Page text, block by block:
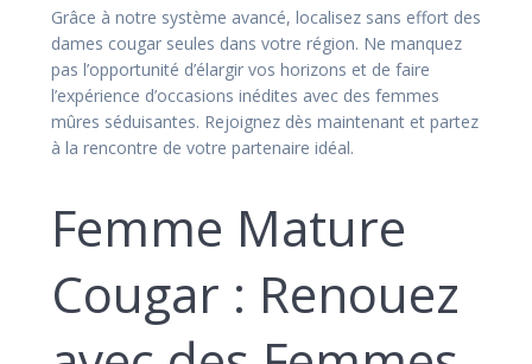
Grâce à notre système avancé, localisez sans effort des
dames cougar seules dans votre région. Ne manquez
pas l’opportunité d’élargir vos horizons et de faire
l’expérience d’occasions inédites avec des femmes
mûres séduisantes. Rejoignez dès maintenant et partez
à la rencontre de votre partenaire idéal.
Femme Mature
Cougar : Renouez